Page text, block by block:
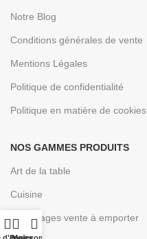
Notre Blog
Conditions générales de vente
Mentions Légales
Politique de confidentialité
Politique en matière de cookies
NOS GAMMES PRODUITS
Art de la table
Cuisine
Emballages vente à emporter